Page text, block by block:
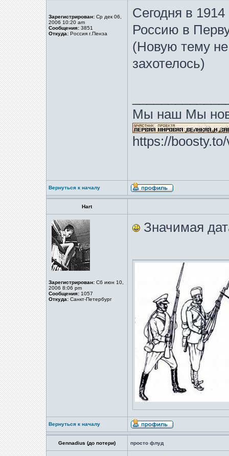
Зарегистрирован: Ср дек 06,
2006 10:20 am
Сообщения: 3851
Откуда: Россия г.Пенза
Сегодня в
Россию в
(Новую тему не
захотелось)
Мы наш Мы
https://
Вернуться к началу
Hart
Зарегистрирован: Сб июн 10,
2006 8:06 pm
Сообщения: 1057
Откуда: Санкт-Петербург
Значимая
Вернуться к началу
Gennadius (до потери) просто флуд